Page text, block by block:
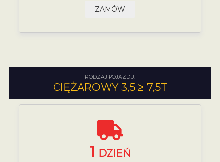
ZAMÓW
RODZAJ POJAZDU:
CIĘŻAROWY 3,5 ≥ 7,5T
1 DZIEŃ